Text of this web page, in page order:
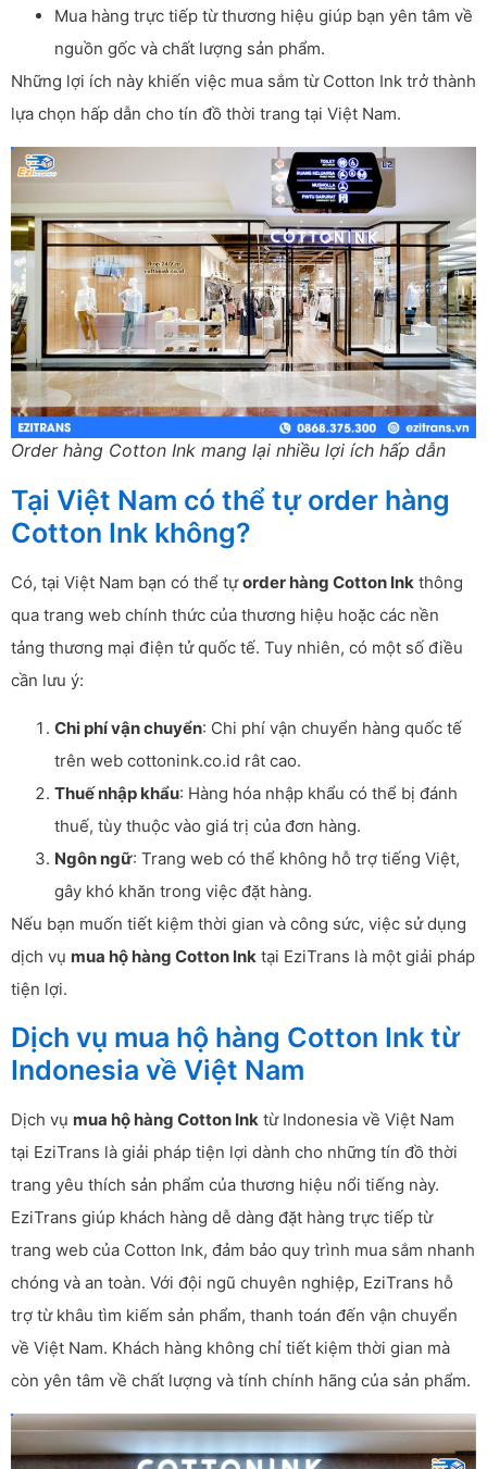
Mua hàng trực tiếp từ thương hiệu giúp bạn yên tâm về
nguồn gốc và chất lượng sản phẩm.
Những lợi ích này khiến việc mua sắm từ Cotton Ink trở thành
lựa chọn hấp dẫn cho tín đồ thời trang tại Việt Nam.
Order hàng Cotton Ink mang lại nhiều lợi ích hấp dẫn
Tại Việt Nam có thể tự order hàng
Cotton Ink không?
Có, tại Việt Nam bạn có thể tựorder hàng Cotton Ink thông
qua trang web chính thức của thương hiệu hoặc các nền
tảng thương mại điện tử quốc tế. Tuy nhiên, có một số điều
cần lưu ý:
Chi phí vận chuyển: Chi phí vận chuyển hàng quốc tế
trên web cottonink.co.id rât cao.
Thuế nhập khẩu: Hàng hóa nhập khẩu có thể bị đánh
thuế, tùy thuộc vào giá trị của đơn hàng.
Ngôn ngữ: Trang web có thể không hỗ trợ tiếng Việt,
gây khó khăn trong việc đặt hàng.
Nếu bạn muốn tiết kiệm thời gian và công sức, việc sử dụng
dịch vụ mua hộ hàng Cotton Ink tại EziTrans là một giải pháp
tiện lợi.
Dịch vụ mua hộ hàng Cotton Ink từ
Indonesia về Việt Nam
Dịch vụ mua hộ hàng Cotton Ink từ Indonesia về Việt Nam
tại EziTrans là giải pháp tiện lợi dành cho những tín đồ thời
trang yêu thích sản phẩm của thương hiệu nổi tiếng này.
EziTrans giúp khách hàng dễ dàng đặt hàng trực tiếp từ
trang web của Cotton Ink, đảm bảo quy trình mua sắm nhanh
chóng và an toàn. Với đội ngũ chuyên nghiệp, EziTrans hỗ
trợ từ khâu tìm kiếm sản phẩm, thanh toán đến vận chuyển
về Việt Nam. Khách hàng không chỉ tiết kiệm thời gian mà
còn yên tâm về chất lượng và tính chính hãng của sản phẩm.